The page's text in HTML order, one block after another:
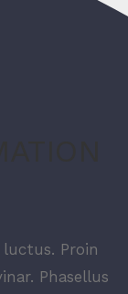
Proin
Phasellus